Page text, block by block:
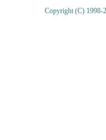
Copyright (C) 1998-